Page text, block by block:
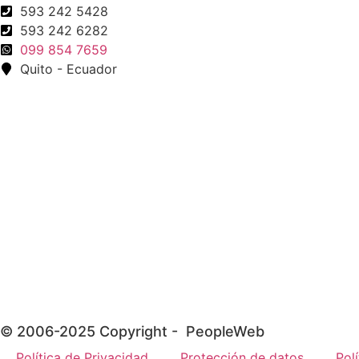
593 242 5428
593 242 6282
099 854 7659
Quito - Ecuador
© 2006-2025 Copyright - PeopleWeb